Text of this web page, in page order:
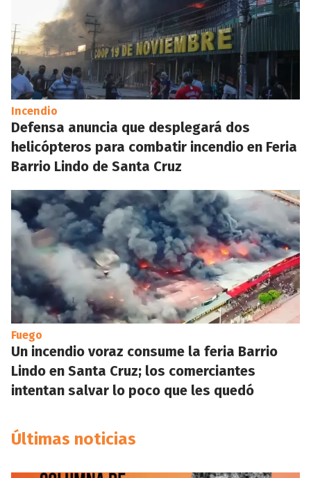
Incendio
Defensa anuncia que desplegará dos
helicópteros para combatir incendio en Feria
Barrio Lindo de Santa Cruz
Fuego
Un incendio voraz consume la feria Barrio
Lindo en Santa Cruz; los comerciantes
intentan salvar lo poco que les quedó
Últimas noticias